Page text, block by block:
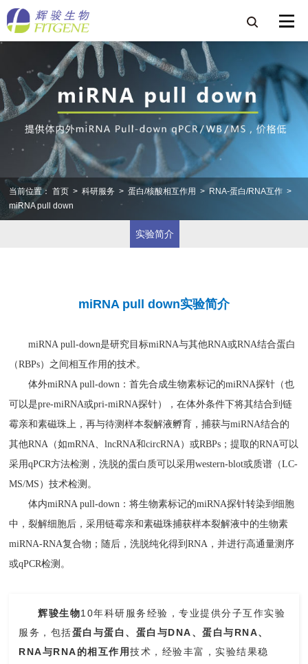
当前位置： 首页 > 科研服务 > 蛋白/核酸相互作用 > RNA-蛋白/RNA互作 >
miRNA pull down
实验简介
miRNA pull down实验简介
miRNA pull-down是研究目标miRNA与其他RNA或RNA结合蛋白
（RBPs）之间相互作用的技术。
体外miRNA pull-down：首先合成生物素标记的miRNA探针（也
可以是pre-miRNA或pri-miRNA探针），在体外条件下将其结合到链
霉亲和素磁珠上，再与待测样本裂解液孵育，捕获与miRNA结合的
其他RNA（如mRNA、lncRNA和circRNA）或RBPs；提取的RNA可以
采用qPCR方法检测，洗脱的蛋白质可以采用western-blot或质谱（LC-
MS/MS）技术检测。
体内miRNA pull-down：将生物素标记的miRNA探针转染到细胞
中，裂解细胞后，采用链霉亲和素磁珠捕获样本裂解液中的生物素
miRNA-RNA复合物；随后，洗脱纯化得到RNA，并进行高通量测序
或qPCR检测。
辉骏生物10年科研服务经验，专业提供分子互作实验
服务，包括蛋白与蛋白、蛋白与DNA、蛋白与RNA、
RNA与RNA的相互作用技术， 经验丰富，实验结果稳